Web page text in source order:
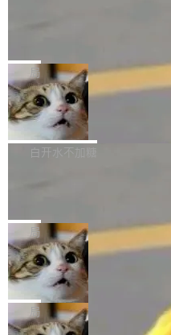
质的最低采样率）的音频格式
SS 圆角虚线样式中可能存在的
的图像元素不在同一个子树中，
联 加...
最强的若干项。对于尚未正式
通过拉取过去一年内（从 PG
至今）的所有 commit，同样交
经过人工复核，准确度令人满
社区爱好者提供了高效跟踪新
维护工作一直与我的日常工作
和休闲娱乐竞争时间。" 这是
ebastian Pipping 写在博客里
他宣布了一个新消息：从
他可以全职维护 libexpat 了，
库之一。你的操作系统、浏览器
施软件，很可能都在用它。而过
的人一直在用业余...
局
Firefox 153.0.3 发布
Firefox 153.0.3 现已发布，具
下： New Smart Window 包含
i> <li>现在，助手可以直接使用 Exa 的网络搜索
结果回答问题，而无需将问题转
（<a href="https://
bug.cgi?id=204...
白开水不加糖
的 npm 包。项目的核心论点是
ent 计算。真正适合的，是
工程师在这件事上没什么可谦
orkers 跑了十年 Isolate。用
nce 的话说：「我们一生都在
码，而 AI Agent 不需要容器，
局
OpenAI 公开邮件和聊天记录
诉讼，称“Apple is getting
g”
上个月，苹果一纸诉状把
控其挖角苹果前员工并窃取商
状把 OpenAI 描述成一个系统
局